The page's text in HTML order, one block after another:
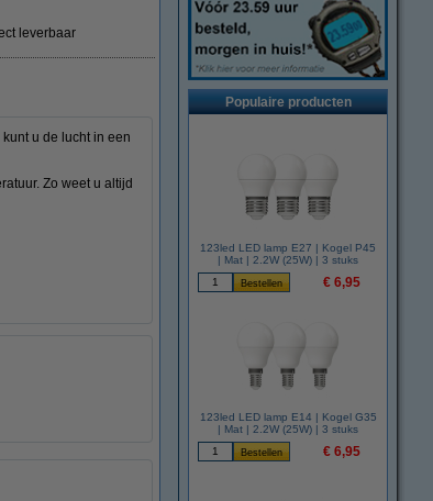
leverbaar
u de lucht in een
Zo weet u altijd
Populaire producten
123led LED lamp E27 | Kogel P45
| Mat | 2.2W (25W) | 3 stuks
€ 6,95
123led LED lamp E14 | Kogel G35
| Mat | 2.2W (25W) | 3 stuks
€ 6,95